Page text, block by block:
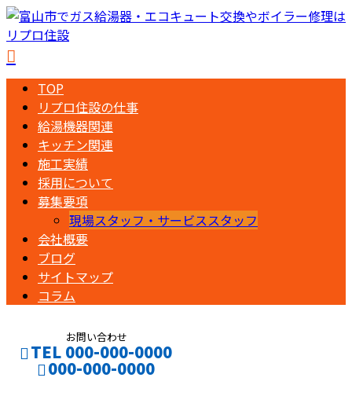
TOP
リプロ住設の仕事
給湯機器関連
キッチン関連
施工実績
採用について
募集要項
現場スタッフ・サービススタッフ
会社概要
ブログ
サイトマップ
コラム
お問い合わせ
TEL 000-000-0000
000-000-0000